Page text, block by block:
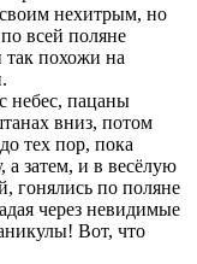
нехитрым, но
всей поляне
так похожи на
небес, пацаны
вниз, потом
тех пор, пока
а затем, и в весёлую
гонялись по поляне
через невидимые
Вот, что